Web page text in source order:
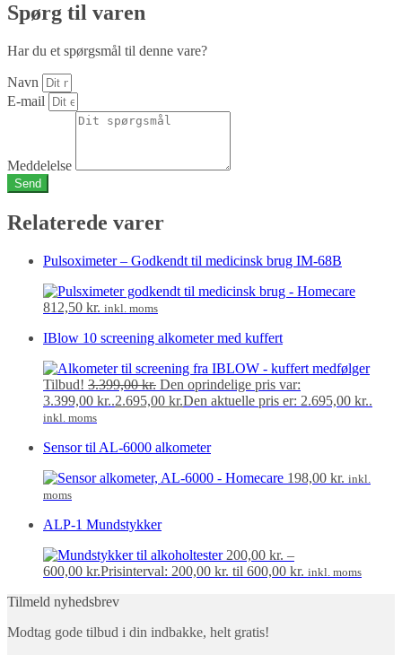
Spørg til varen
Har du et spørgsmål til denne vare?
Navn
E-mail
Meddelelse
Send
Relaterede varer
Pulsoximeter – Godkendt til medicinsk brug IM-68B
812,50 kr. inkl. moms
IBlow 10 screening alkometer med kuffert
Tilbud! 3.399,00kr. Den oprindelige pris var:
3.399,00 kr..2.695,00 kr.Den aktuelle pris er: 2.695,00 kr..
inkl. moms
Sensor til AL-6000 alkometer
198,00 kr. inkl.
moms
ALP-1 Mundstykker
200,00 kr. –
600,00 kr.Prisinterval: 200,00 kr. til 600,00 kr. inkl. moms
Tilmeld nyhedsbrev
Modtag gode tilbud i din indbakke, helt gratis!